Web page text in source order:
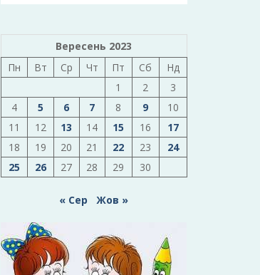
Вересень 2023
Пн
Вт Ср Чт Пт Сб
Нд
1
2
3
4
5 6 7 8 9
10
11
12 13 14 15 16
17
18
19 20 21 22 23
24
25
26 27 28 29 30
« Сер Жов »